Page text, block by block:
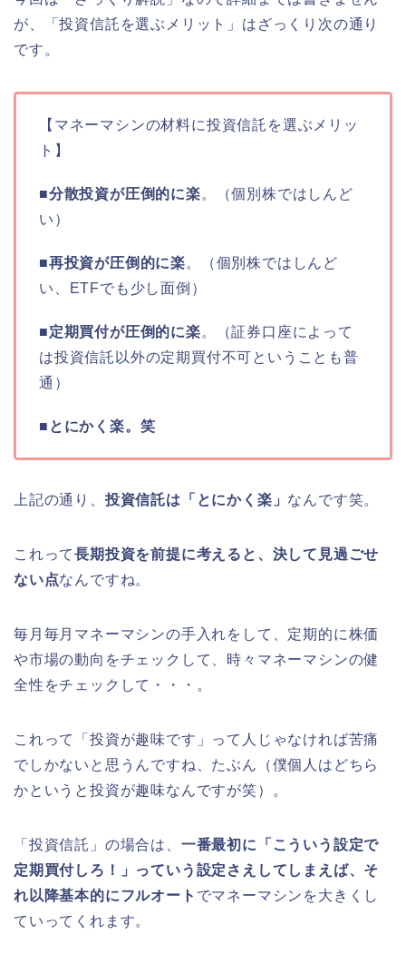
が、「投資信託を選ぶメリット」はざっくり次の通り
です。
【マネーマシンの材料に投資信託を選ぶメリッ
ト】
■分散投資が圧倒的に楽。（個別株ではしんど
い）
■再投資が圧倒的に楽。（個別株ではしんど
い、ETFでも少し面倒）
■定期買付が圧倒的に楽。（証券口座によって
は投資信託以外の定期買付不可ということも普
通）
■ とにかく楽。笑
上記の通り、 投資信託は「とにかく楽」 なんです笑。
これって長期投資を前提に考えると、決して見過ごせ
ない点なんですね。
毎月毎月マネーマシンの手入れをして、定期的に株価
や市場の動向をチェックして、時々マネーマシンの健
全性をチェックして・・・。
これって「投資が趣味です」って人じゃなければ苦痛
でしかないと思うんですね、たぶん（僕個人はどちら
かというと投資が趣味なんですが笑）。
「投資信託」の場合は、 一番最初に「こういう設定で
定期買付しろ！」っていう設定さえしてしまえば、そ
れ以降基本的にフルオート でマネーマシンを大きくし
ていってくれます。